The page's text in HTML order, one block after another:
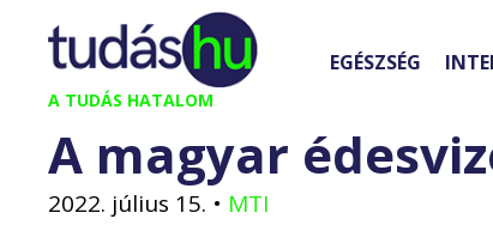
Kilépés
tartalomba
A TUDÁS HATALOM
EGÉSZSÉG
A magyar
2022. július 15. • MTI